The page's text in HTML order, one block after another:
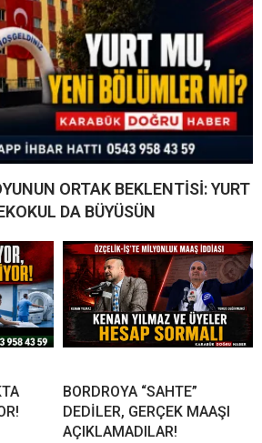
ORTAK BEKLENTİSİ: YURT
DA BÜYÜSÜN
BORDROYA “SAHTE”
DEDİLER, GERÇEK MAAŞI
AÇIKLAMADILAR!